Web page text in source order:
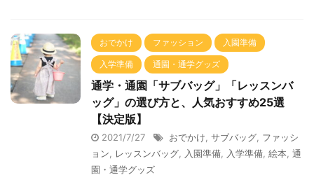
おでかけ ファッション 入園準備
入学準備 通園・通学グッズ
通学・通園「サブバッグ」「レッスンバ
ッグ」の選び方と、人気おすすめ25選
【決定版】
2021/7/27 おでかけ サブバッグ ファッシ
ョン
レッスンバッグ 入園準備 入学準備 絵本 通
園・通学グッズ